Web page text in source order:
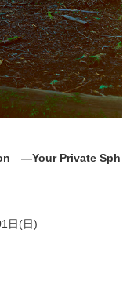
―Your Private Sph
日(日)